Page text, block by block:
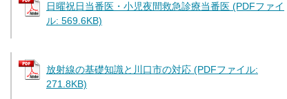
日曜祝日当番医・小児夜間救急診療当番医 (PDFファイ
ル: 569.6KB)
放射線の基礎知識と川口市の対応 (PDFファイル:
271.8KB)